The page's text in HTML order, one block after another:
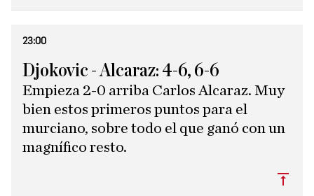
23:00
Djokovic - Alcaraz: 4-6, 6-6
Empieza 2-0 arriba Carlos Alcaraz. Muy
bien estos primeros puntos para el
murciano, sobre todo el que ganó con un
magnífico resto.